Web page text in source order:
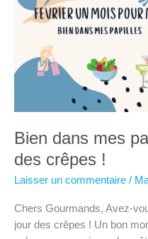
au
chocolat
Bien dans mes
des crêpes !
Laisser un commentaire /
Chers Gourmands, Avez-
jour des crêpes ! Un bon